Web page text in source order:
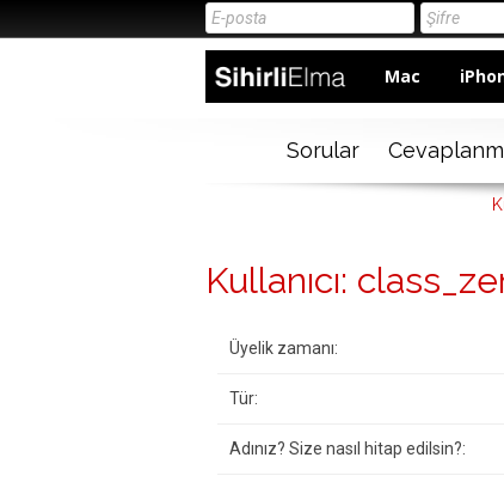
Mac
Sorular
Kullanıcı:
Üyelik zamanı:
Tür:
Adınız? Size nasıl hitap edilsin?: